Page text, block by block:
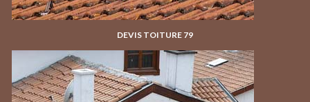
DEVIS TOITURE 79